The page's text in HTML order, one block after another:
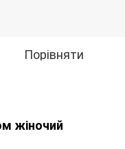
Порівняти
жіночий